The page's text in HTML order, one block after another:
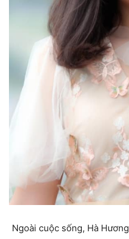
Ngoài cuộc sống, Hà